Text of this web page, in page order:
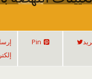
Pin